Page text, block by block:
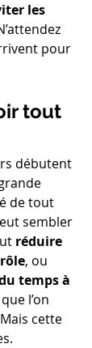
les
pour
tout
débutent
de tout
sembler
réduire
, ou
temps à
l’on
cette